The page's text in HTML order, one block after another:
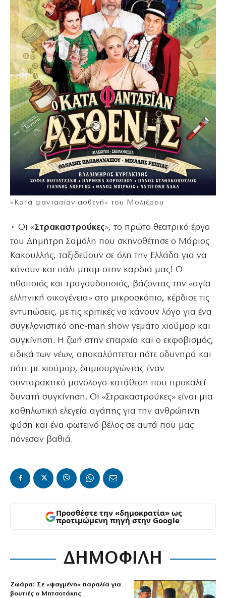
«Κατά φαντασίαν ασθενή» του Μολιέρου
• Οι «Στρακαστρούκες», το πρώτο θεατρικό έργο
του Δημήτρη Σαμόλη που σκηνοθέτησε ο Μάριος
Κακουλλής, ταξιδεύουν σε όλη την Ελλάδα για να
κάνουν και πάλι μπαμ στην καρδιά μας! Ο
ηθοποιός και τραγουδοποιός, βάζοντας την «αγία
ελληνική οικογένεια» στο μικροσκόπιο, κέρδισε τις
εντυπώσεις, με τις κριτικές να κάνουν λόγο για ένα
συγκλονιστικό one-man show γεμάτο χιούμορ και
συγκίνηση. Η ζωή στην επαρχία και ο εκφοβισμός,
ειδικά των νέων, αποκαλύπτεται πότε οδυνηρά και
πότε με χιούμορ, δημιουργώντας έναν
συνταρακτικό μονόλογο-κατάθεση που προκαλεί
δυνατή συγκίνηση. Οι «Στρακαστρούκες» είναι μια
καθηλωτική ελεγεία αγάπης για την ανθρώπινη
φύση και ένα φωτεινό βέλος σε αυτά που μας
πόνεσαν βαθιά.
Προσθέστε την «δημοκρατία» ως
προτιμώμενη πηγή στην Google
ΔΗΜΟΦΙΛΗ
Ζωάρα: Σε «ψαγμένη» παραλία για
βουτιές ο Μητσοτάκης